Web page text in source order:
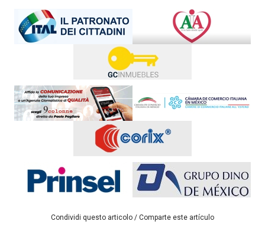
Condividi questo articolo / Comparte este artículo